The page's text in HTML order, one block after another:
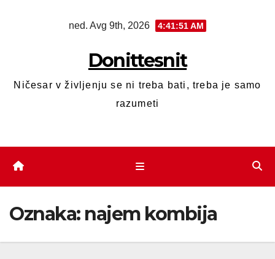
ned. Avg 9th, 2026 4:41:51 AM
Donittesnit
Ničesar v življenju se ni treba bati, treba je samo
razumeti
Oznaka: najem kombija